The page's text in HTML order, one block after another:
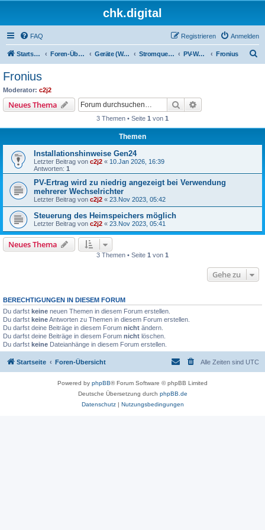
chk.digital
FAQ Anmelden
Registrieren
Startseite Foren-Übersicht Geräte (Wallboxen, Stromquellen, Autos) Stromquellen (PV, Speichersysteme, Smartmeter, Leseköpfe, ...) PV-Wechselrichter (ggf. mit angeschlossenem Speicher) Fronius
Fronius
Moderator: c2j2
Neues Thema Suche
3 Themen • Seite 1 von 1
Themen
Installationshinweise Gen24
Letzter Beitrag von c2j2 « 10.Jan 2026, 16:39
Antworten: 1
PV-Ertrag wird zu niedrig angezeigt bei Verwendung
mehrerer Wechselrichter
Letzter Beitrag von c2j2 « 23.Nov 2023, 05:42
Steuerung des Heimspeichers möglich
Letzter Beitrag von c2j2 « 23.Nov 2023, 05:41
Neues Thema
3 Themen • Seite 1 von 1
Gehe zu
BERECHTIGUNGEN IN DIESEM FORUM
Du darfst keine neuen Themen in diesem Forum erstellen.
Du darfst keineAntworten zu Themen in diesem Forum erstellen.
Du darfst deine Beiträge in diesem Forum nicht ändern.
Du darfst deine Beiträge in diesem Forum nicht löschen.
Du darfst keine Dateianhänge in diesem Forum erstellen.
Startseite Foren-Übersicht Alle Zeiten sind UTC
Powered by phpBB® Forum Software © phpBB Limited
Deutsche Übersetzung durch phpBB.de
Datenschutz| Nutzungsbedingungen